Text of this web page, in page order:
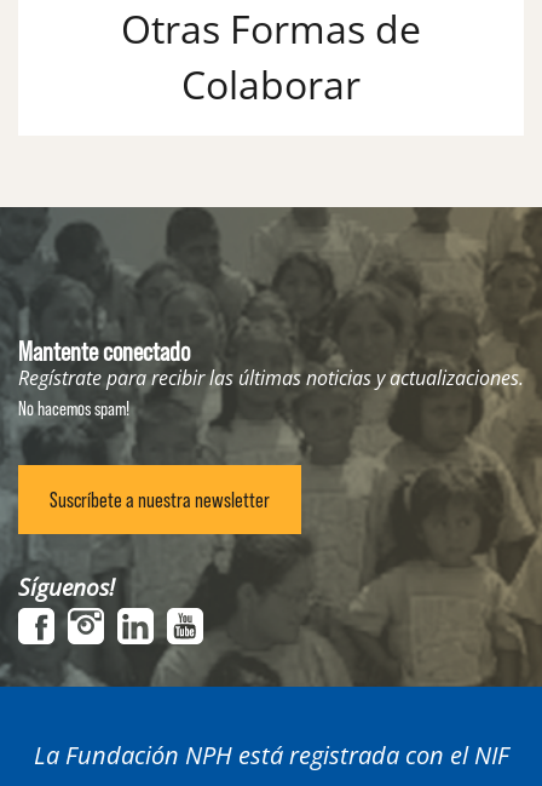
Otras Formas de
Colaborar
Mantente conectado
Regístrate para recibir las últimas noticias y actualizaciones.
No hacemos spam!
Suscríbete a nuestra newsletter
Síguenos!
La Fundación NPH está registrada con el NIF